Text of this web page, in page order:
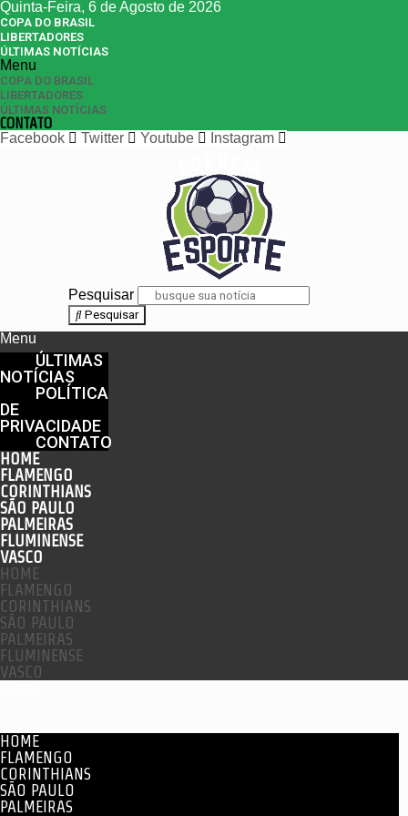
Quinta-Feira, 6 de Agosto de 2026
COPA DO BRASIL
LIBERTADORES
ÚLTIMAS NOTÍCIAS
Menu
COPA DO BRASIL
LIBERTADORES
ÚLTIMAS NOTÍCIAS
CONTATO
Facebook
Twitter Youtube Instagram
Pesquisar
Pesquisar
Menu
ÚLTIMAS
NOTÍCIAS
POLÍTICA
DE
PRIVACIDADE
CONTATO
HOME
FLAMENGO
CORINTHIANS
SÃO PAULO
PALMEIRAS
FLUMINENSE
VASCO
HOME
FLAMENGO
CORINTHIANS
SÃO PAULO
PALMEIRAS
FLUMINENSE
VASCO
HOME
FLAMENGO
CORINTHIANS
SÃO PAULO
PALMEIRAS